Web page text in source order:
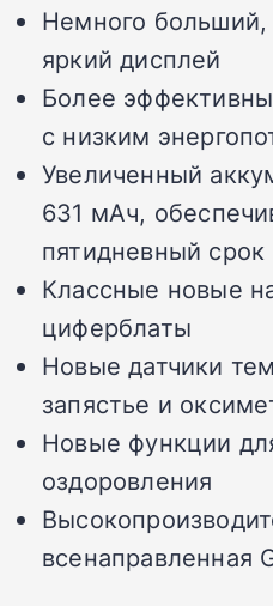
Немного больший,
яркий дисплей
Более
с низким
Увеличенный
631 мАч,
пятидневный
Классные новые
циферблаты
Новые датчики
запястье и
Новые функции
оздоровления
всенаправленная